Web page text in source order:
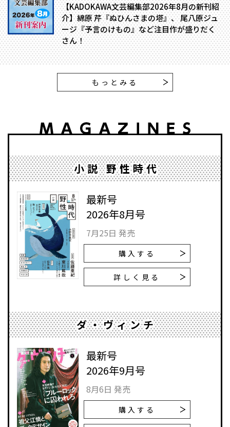
【KADOKAWA文芸編集部2026年8月の新刊紹
介】綿原 芹『ぬひんさまの塔』、 尾八原ジュ
ージ『予言のけもの』など注目作が盛りだく
さん！
もっとみる
小説 野性時代
最新号
2026年8月号
7月25日 発売
購入する
詳しく見る
ダ・ヴィンチ
最新号
2026年9月号
8月6日 発売
購入する